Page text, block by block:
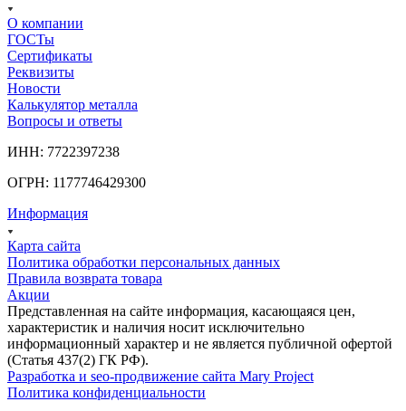
О компании
ГОСТы
Сертификаты
Реквизиты
Новости
Калькулятор металла
Вопросы и ответы
ИНН: 7722397238
ОГРН: 1177746429300
Информация
Карта сайта
Политика обработки персональных данных
Правила возврата товара
Акции
Представленная на сайте информация, касающаяся цен,
характеристик и наличия носит исключительно
информационный характер и не является публичной офертой
(Статья 437(2) ГК РФ).
Разработка и seo-продвижение сайта Mary Project
Политика конфиденциальности